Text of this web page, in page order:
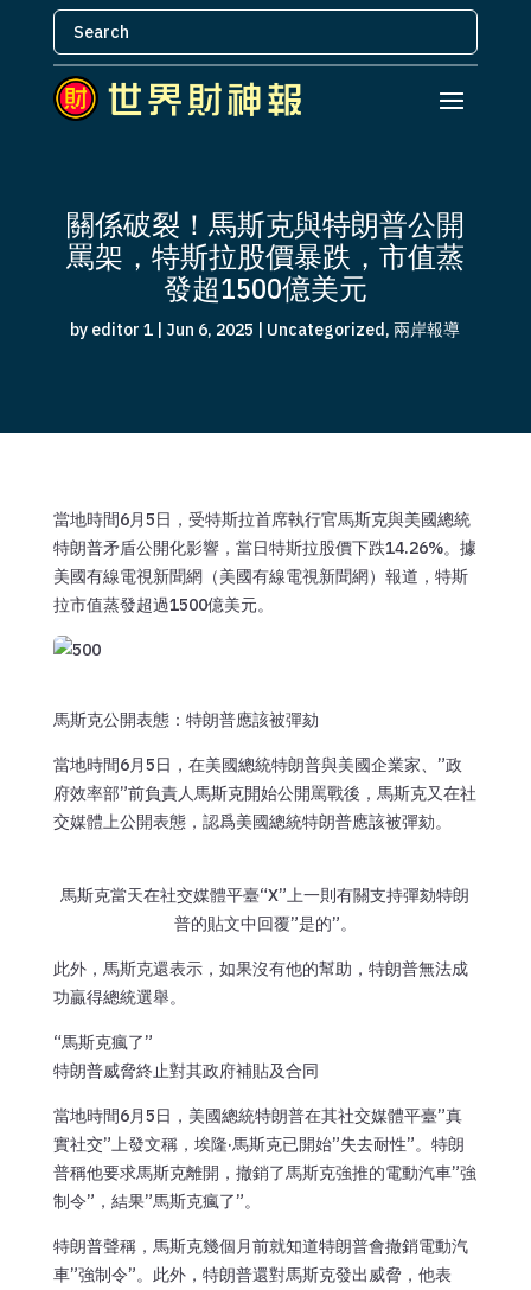
關係破裂！馬斯克與特朗普公開
罵架，特斯拉股價暴跌，市值蒸
發超1500億美元
by editor 1 |Jun 6, 2025 | Uncategorized,兩岸報導
當地時間6月5日，受特斯拉首席執行官馬斯克與美國總統
特朗普矛盾公開化影響，當日特斯拉股價下跌14.26%。據
美國有線電視新聞網（美國有線電視新聞網）報道，特斯
拉市值蒸發超過1500億美元。
馬斯克公開表態：特朗普應該被彈劾
當地時間6月5日，在美國總統特朗普與美國企業家、”政
府效率部”前負責人馬斯克開始公開罵戰後，馬斯克又在社
交媒體上公開表態，認爲美國總統特朗普應該被彈劾。
馬斯克當天在社交媒體平臺“X”上一則有關支持彈劾特朗
普的貼文中回覆”是的”。
此外，馬斯克還表示，如果沒有他的幫助，特朗普無法成
功贏得總統選舉。
“馬斯克瘋了”
特朗普威脅終止對其政府補貼及合同
當地時間6月5日，美國總統特朗普在其社交媒體平臺”真
實社交”上發文稱，埃隆·馬斯克已開始”失去耐性”。特朗
普稱他要求馬斯克離開，撤銷了馬斯克強推的電動汽車”強
制令”，結果”馬斯克瘋了”。
特朗普聲稱，馬斯克幾個月前就知道特朗普會撤銷電動汽
車”強制令”。此外，特朗普還對馬斯克發出威脅，他表